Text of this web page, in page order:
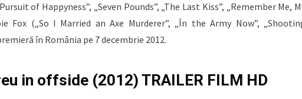
of Happyness”, „Seven Pounds”, „The Last Kiss”, „Remember Me,
Fox („So I Married an Axe Murderer”, „În the Army Now”,
în România pe 7 decembrie 2012.
in offside (2012) TRAILER FILM HD